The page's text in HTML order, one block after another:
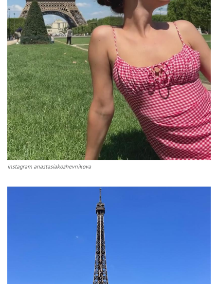
instagram anastasiakozhevnikova